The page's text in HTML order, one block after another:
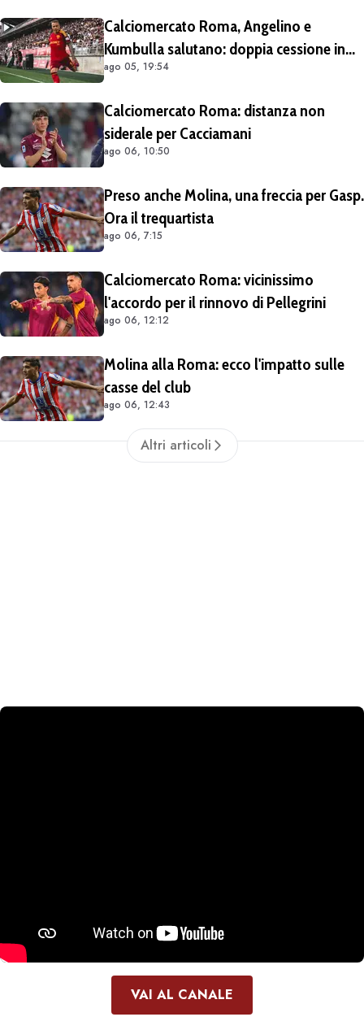
Calciomercato Roma, Angelino e
Kumbulla salutano: doppia cessione in
Spagna
ago 05, 19:54
Calciomercato Roma: distanza non
siderale per Cacciamani
ago 06, 10:50
Preso anche Molina, una freccia per Gasp.
Ora il trequartista
ago 06, 7:15
Calciomercato Roma: vicinissimo
l'accordo per il rinnovo di Pellegrini
ago 06, 12:12
Molina alla Roma: ecco l'impatto sulle
casse del club
ago 06, 12:43
Altri articoli
VAI AL CANALE